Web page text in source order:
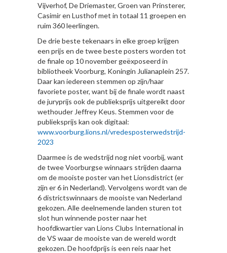
Vijverhof, De Driemaster, Groen van Prinsterer,
Casimir en Lusthof met in totaal 11 groepen en
ruim 360 leerlingen.
De drie beste tekenaars in elke groep krijgen
een prijs en de twee beste posters worden tot
de finale op 10 november geëxposeerd in
bibliotheek Voorburg, Koningin Julianaplein 257.
Daar kan iedereen stemmen op zijn/haar
favoriete poster, want bij de finale wordt naast
de juryprijs ook de publieksprijs uitgereikt door
wethouder Jeffrey Keus. Stemmen voor de
publieksprijs kan ook digitaal:
www.voorburg.lions.nl/vredesposterwedstrijd-
2023
Daarmee is de wedstrijd nog niet voorbij, want
de twee Voorburgse winnaars strijden daarna
om de mooiste poster van het Lionsdistrict (er
zijn er 6 in Nederland). Vervolgens wordt van de
6 districtswinnaars de mooiste van Nederland
gekozen. Alle deelnemende landen sturen tot
slot hun winnende poster naar het
hoofdkwartier van Lions Clubs International in
de VS waar de mooiste van de wereld wordt
gekozen. De hoofdprijs is een reis naar het